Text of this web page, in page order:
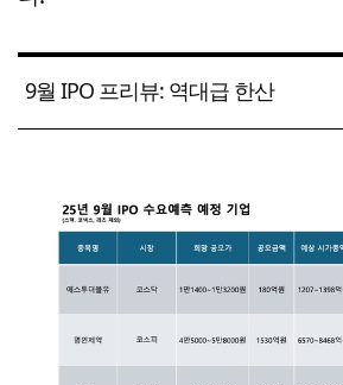
9월 IPO 프리뷰: 역대급 한산